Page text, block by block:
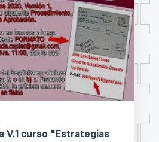
V.1 curso "Estrategias